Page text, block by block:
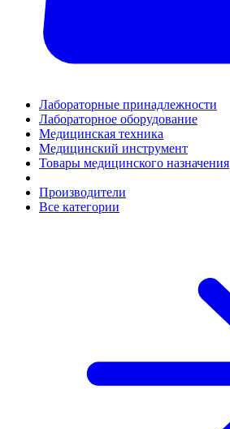
Лабораторные принадлежности
Лабораторное оборудование
Медицинская техника
Медицинский инструмент
Товары медицинского назначения
Производители
Все категории